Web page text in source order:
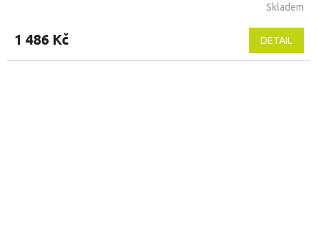
Skladem
1 486 Kč DETAIL